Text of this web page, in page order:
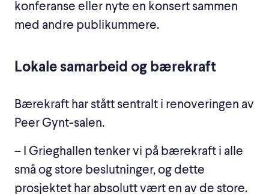
konferanse eller nyte en konsert sammen
med andre publikummere.
Lokale samarbeid og bærekraft
Bærekraft har stått sentralt i renoveringen av
Peer Gynt-salen.
– I Grieghallen tenker vi på bærekraft i alle
små og store beslutninger, og dette
prosjektet har absolutt vært en av de store.